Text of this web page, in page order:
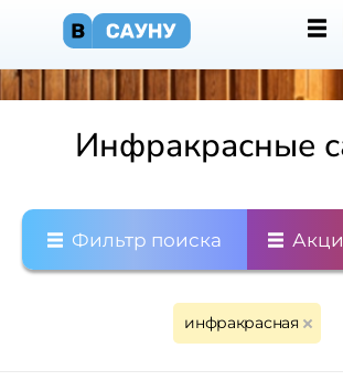
Инфракрасные
Фильтр поиска
инфракрасная